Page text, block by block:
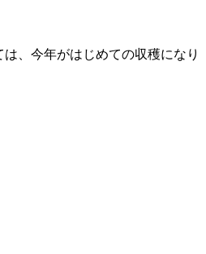
、今年がはじめての収穫になり